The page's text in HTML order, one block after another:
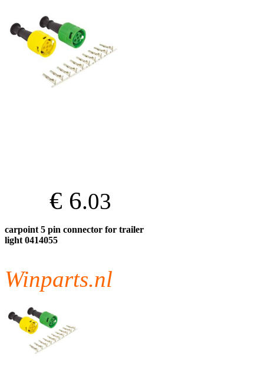
€ 6.03
carpoint 5 pin connector for trailer
light 0414055
Winparts.nl